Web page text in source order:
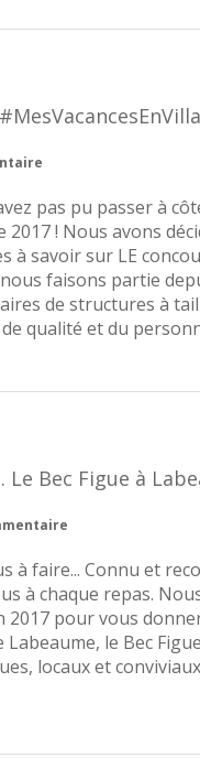
pas pu passer à
! Nous avons
savoir sur LE
faisons partie
de structures à
qualité et du
Bec Figue à
à faire... Connu et
à chaque repas.
pour vous
le Bec
locaux et